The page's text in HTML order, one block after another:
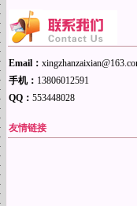
Email：
手机： 13806012591
QQ： 553448028
友情链接